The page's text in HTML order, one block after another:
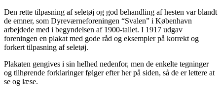
Den rette tilpasning af seletøj og god behandling af hesten var blandt
de emner, som Dyreværneforeningen “Svalen” i København
arbejdede med i begyndelsen af 1900-tallet. I 1917 udgav
foreningen en plakat med gode råd og eksempler på korrekt og
forkert tilpasning af seletøj.
Plakaten gengives i sin helhed nedenfor, men de enkelte tegninger
og tilhørende forklaringer følger efter her på siden, så de er lettere at
se og læse.